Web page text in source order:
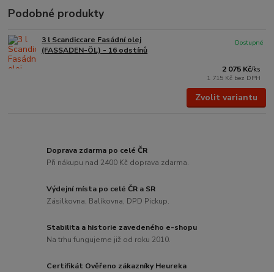
Podobné produkty
3 l Scandiccare Fasádní olej
(FASSADEN-ÖL) - 16 odstínů
2 075 Kč/ks
1 715 Kč bez DPH
Dostupné
Zvolit variantu
Doprava zdarma po celé ČR
Při nákupu nad 2400 Kč doprava zdarma.
Výdejní místa po celé ČR a SR
Zásilkovna, Balíkovna, DPD Pickup.
Stabilita a historie zavedeného e-shopu
Na trhu fungujeme již od roku 2010.
Certifikát Ověřeno zákazníky Heureka